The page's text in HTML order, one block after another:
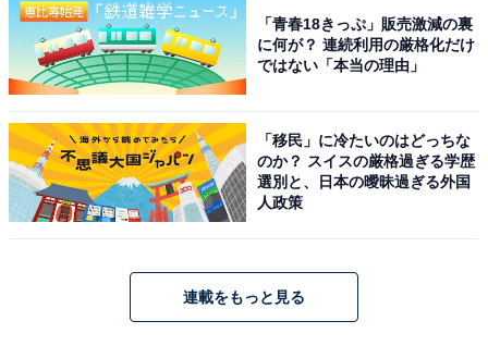
「青春18きっぷ」販売激減の裏
に何が？ 連続利用の厳格化だけ
ではない「本当の理由」
「移民」に冷たいのはどっちな
のか？ スイスの厳格過ぎる学歴
選別と、日本の曖昧過ぎる外国
人政策
連載をもっと見る